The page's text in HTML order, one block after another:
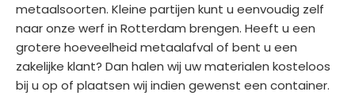
metaalsoorten. Kleine partijen kunt u eenvoudig zelf
naar onze werf in Rotterdam brengen. Heeft u een
grotere hoeveelheid metaalafval of bent u een
zakelijke klant? Dan halen wij uw materialen kosteloos
bij u op of plaatsen wij indien gewenst een container.